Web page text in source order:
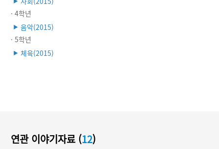
· 4학년
▶ 음악(2015)
· 5학년
▶ 체육(2015)
연관 이야기자료 (12)